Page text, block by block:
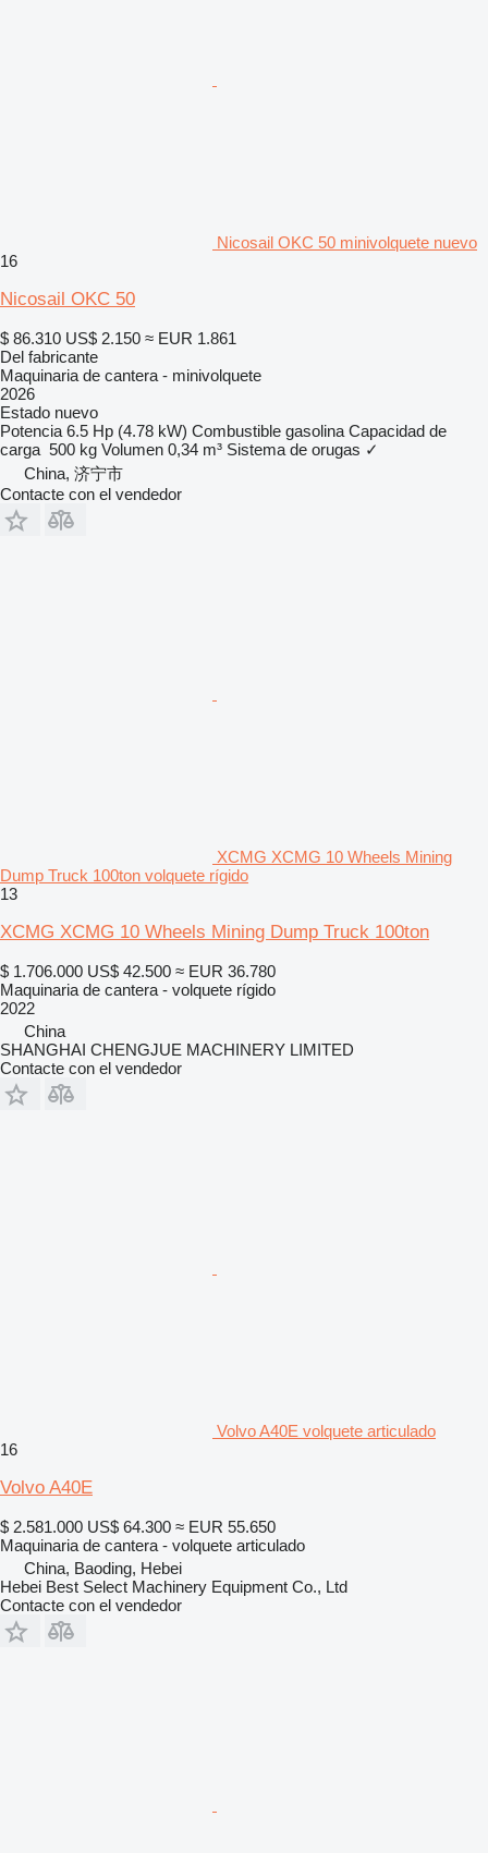
Nicosail OKC 50 minivolquete nuevo
16
Nicosail OKC 50
$ 86.310 US$ 2.150 ≈ EUR 1.861
Del fabricante
Maquinaria de cantera - minivolquete
2026
Estado nuevo
Potencia 6.5 Hp (4.78 kW) Combustible gasolina Capacidad de
carga 500 kg Volumen 0,34 m³ Sistema de orugas ✓
China, 济宁市
Contacte con el vendedor
XCMG XCMG 10 Wheels Mining
Dump Truck 100ton volquete rígido
13
XCMG XCMG 10 Wheels Mining Dump Truck 100ton
$ 1.706.000 US$ 42.500 ≈ EUR 36.780
Maquinaria de cantera - volquete rígido
2022
China
SHANGHAI CHENGJUE MACHINERY LIMITED
Contacte con el vendedor
Volvo A40E volquete articulado
16
Volvo A40E
$ 2.581.000 US$ 64.300 ≈ EUR 55.650
Maquinaria de cantera - volquete articulado
China, Baoding, Hebei
Hebei Best Select Machinery Equipment Co., Ltd
Contacte con el vendedor